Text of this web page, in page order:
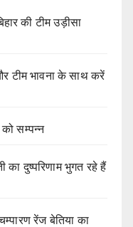
की टीम उड़ीसा
टीम भावना के साथ करें
को सम्पन्न
का दुष्परिणाम भुगत रहे हैं
रेंज बेतिया का